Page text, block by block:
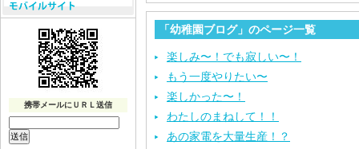
「幼稚園ブログ」のページ一覧
楽しみ〜！でも寂しい〜！
もう一度やりたい〜
楽しかった〜！
わたしのまねして！！
あの家電を大量生産！？
携帯メールにＵＲＬ送信